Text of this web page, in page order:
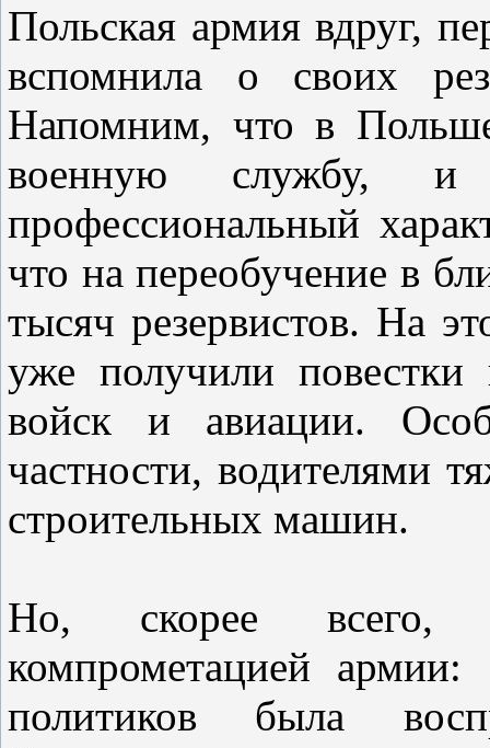
Польская армия вдруг,
вспомнила о своих
Напомним, что в
военную службу, и
профессиональный
что на переобучение в
тысяч резервистов. На
уже получили повестки
войск и авиации.
частности, водителями
строительных машин.
Но, скорее всего,
компрометацией
политиков была